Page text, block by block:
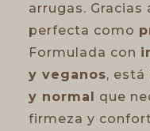
arrugas. Gracias
perfecta como
Formulada con
y veganos, está
y normal
que
firmeza y